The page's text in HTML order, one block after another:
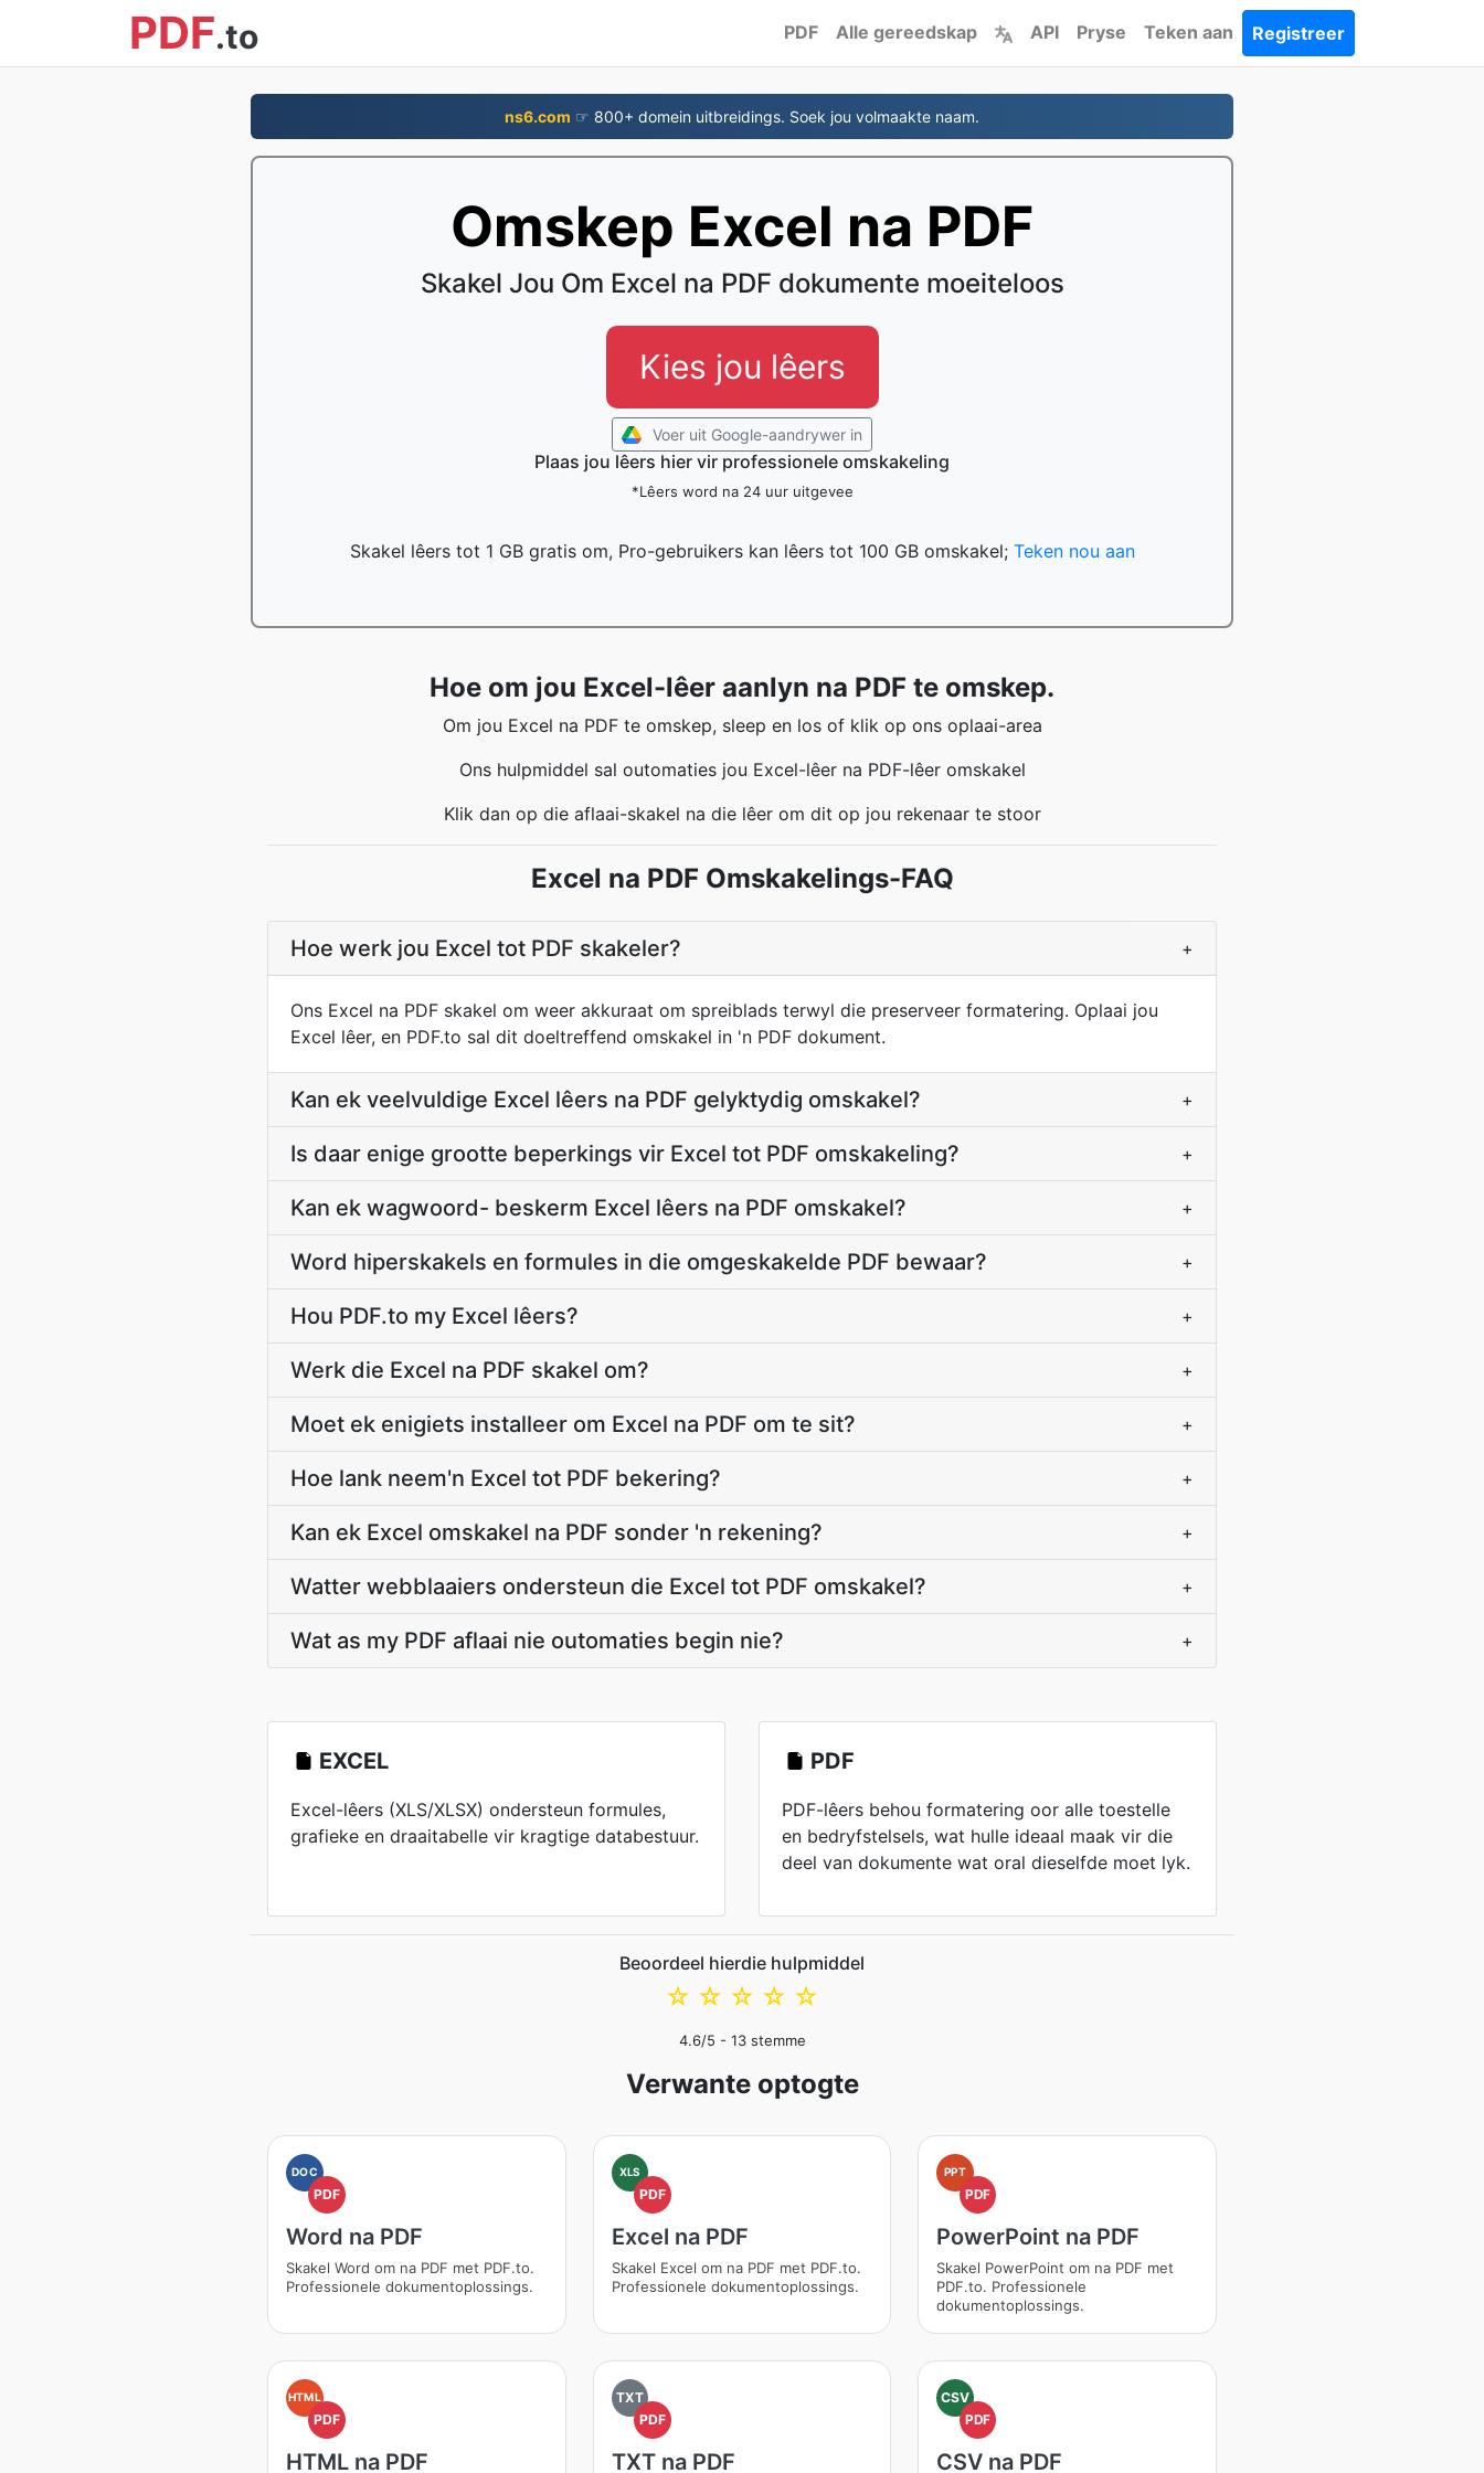
PDF.to PDF Alle gereedskap API Pryse Teken aan Registreer
ns6.com ☞ 800+ domein uitbreidings. Soek jou volmaakte naam.
Omskep Excel na PDF
Skakel Jou Om Excel na PDF dokumente moeiteloos
Kies jou lêers
Voer uit Google-aandrywer in
Plaas jou lêers hier vir professionele omskakeling
*Lêers word na 24 uur uitgevee
Skakel lêers tot 1 GB gratis om, Pro-gebruikers kan lêers tot 100 GB omskakel; Teken nou aan
Hoe om jou Excel-lêer aanlyn na PDF te omskep.
Om jou Excel na PDF te omskep, sleep en los of klik op ons oplaai-area
Ons hulpmiddel sal outomaties jou Excel-lêer na PDF-lêer omskakel
Klik dan op die aflaai-skakel na die lêer om dit op jou rekenaar te stoor
Excel na PDF Omskakelings-FAQ
Hoe werk jou Excel tot PDF skakeler? +
Ons Excel na PDF skakel om weer akkuraat om spreiblads terwyl die preserveer formatering. Oplaai jou
Excel lêer, en PDF.to sal dit doeltreffend omskakel in 'n PDF dokument.
Kan ek veelvuldige Excel lêers na PDF gelyktydig omskakel? +
Is daar enige grootte beperkings vir Excel tot PDF omskakeling? +
Kan ek wagwoord- beskerm Excel lêers na PDF omskakel? +
Word hiperskakels en formules in die omgeskakelde PDF bewaar? +
Hou PDF.to my Excel lêers? +
Werk die Excel na PDF skakel om? +
Moet ek enigiets installeer om Excel na PDF om te sit? +
Hoe lank neem'n Excel tot PDF bekering? +
Kan ek Excel omskakel na PDF sonder 'n rekening? +
Watter webblaaiers ondersteun die Excel tot PDF omskakel? +
Wat as my PDF aflaai nie outomaties begin nie? +
EXCEL
Excel-lêers (XLS/XLSX) ondersteun formules,
grafieke en draaitabelle vir kragtige databestuur.
PDF
PDF-lêers behou formatering oor alle toestelle
en bedryfstelsels, wat hulle ideaal maak vir die
deel van dokumente wat oral dieselfde moet lyk.
Beoordeel hierdie hulpmiddel
☆
☆
☆
☆
☆
4.6/5 - 13stemme
Verwante optogte
DOC
PDF
Word na PDF
Skakel Word om na PDF met PDF.to.
Professionele dokumentoplossings.
XLS
PDF
Excel na PDF
Skakel Excel om na PDF met PDF.to.
Professionele dokumentoplossings.
PPT
PDF
PowerPoint na PDF
Skakel PowerPoint om na PDF met
PDF.to. Professionele
dokumentoplossings.
HTML
PDF
HTML na PDF
TXT
PDF
TXT na PDF
CSV
PDF
CSV na PDF